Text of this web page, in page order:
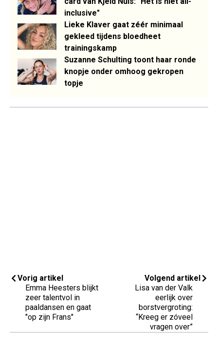
inclusive"
Lieke Klaver gaat zéér minimaal
gekleed tijdens bloedheet
trainingskamp
Suzanne Schulting toont haar ronde
knopje onder omhoog gekropen
topje
Vorig artikel
Emma Heesters blijkt
zeer talentvol in
paaldansen en gaat
"op zijn Frans"
Volgend artikel
Lisa van der Valk
eerlijk over
borstvergroting:
“Kreeg er zóveel
vragen over”